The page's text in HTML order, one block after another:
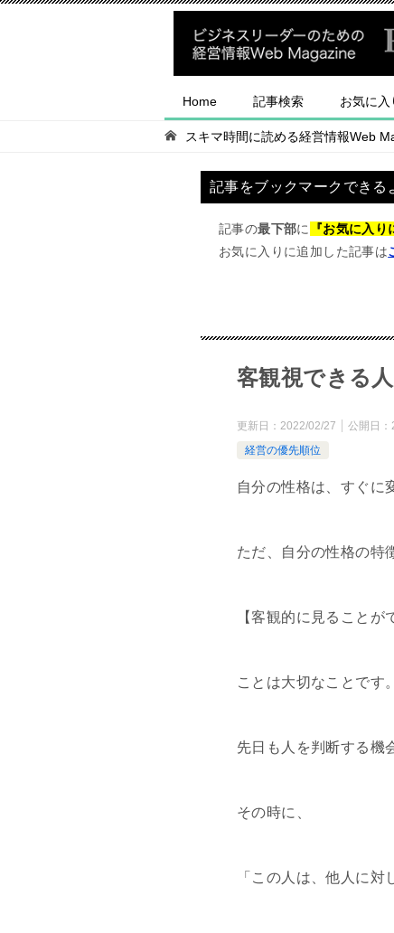
Home 記事検索 お気に入
スキマ時間に読める経営情報Web
記事をブックマークできる
記事の最下部に 『お気に入
お気に入りに追加した記事は
客観視できる
更新日： 2022/02/27 公開日：
経営の優先順位
自分の性格は、すぐに
ただ、自分の性格の特
【客観的に見ることが
ことは大切なことです。
先日も人を判断する機
その時に、
「この人は、他人に対